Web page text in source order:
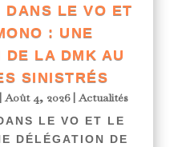
DANS LE VO ET
: UNE
DE LA DMK AU
SINISTRÉS
|Août 4, 2026|Actualités
LE VO ET LE
DÉLÉGATION DE